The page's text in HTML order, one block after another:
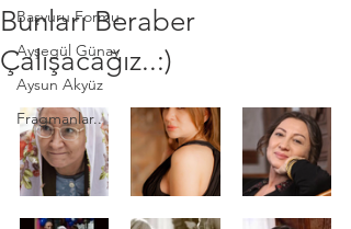
Başvuru Formu
Ayşegül Günay
Aysun Akyüz
Fragmanlar..
Bunları Beraber
Çalışacağız..:)